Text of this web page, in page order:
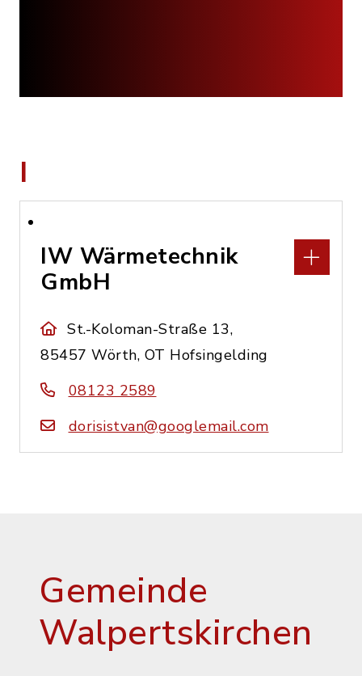
I
IW Wärmetechnik
GmbH
St.-Koloman-Straße 13,
85457 Wörth, OT Hofsingelding
08123 2589
dorisistvan@googlemail.com
Gemeinde
Walpertskirchen